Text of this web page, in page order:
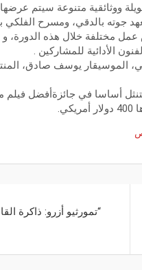
ووثائقية متنوعة سيتم
جوته بالدقي، ومسرح الفلكي
مختلفة خلال هذه الدورة، و
الأدائية للمشاركين .
الموسيقار يوسف صادق،
أساسا في جائزةأفضل فيلم
“تمورثيو أزرو: ذاكرة